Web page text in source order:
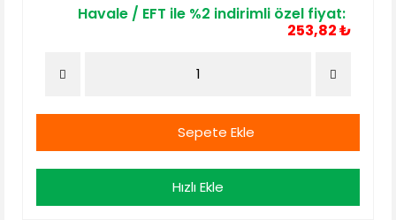
Havale / EFT ile %2 indirimli özel fiyat:
253,82 ₺
Sepete Ekle
Hızlı Ekle